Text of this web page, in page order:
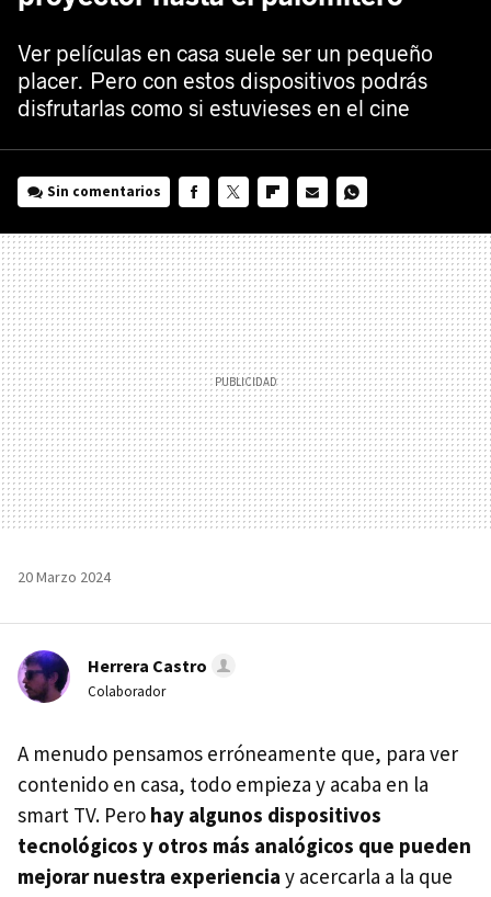
Ver películas en casa suele ser un pequeño
placer. Pero con estos dispositivos podrás
disfrutarlas como si estuvieses en el cine
Sin comentarios
MAIL
20 Marzo 2024
Herrera Castro
Colaborador
A menudo pensamos erróneamente que, para ver
contenido en casa, todo empieza y acaba en la
smart TV. Pero hay algunos dispositivos
tecnológicos y otros más analógicos que pueden
mejorar nuestra experiencia y acercarla a la que